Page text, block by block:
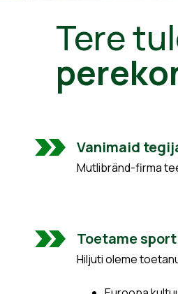
Tere
Vanimaid
Mutlibränd-firma
Toetame
Hiljuti oleme